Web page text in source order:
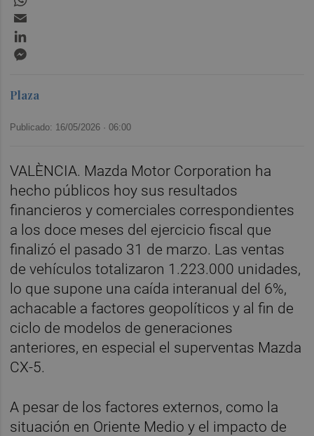
Plaza
Publicado: 16/05/2026 ·06:00
VALÈNCIA. Mazda Motor Corporation ha
hecho públicos hoy sus resultados
financieros y comerciales correspondientes
a los doce meses del ejercicio fiscal que
finalizó el pasado 31 de marzo. Las ventas
de vehículos totalizaron 1.223.000 unidades,
lo que supone una caída interanual del 6%,
achacable a factores geopolíticos y al fin de
ciclo de modelos de generaciones
anteriores, en especial el superventas Mazda
CX-5.
A pesar de los factores externos, como la
situación en Oriente Medio y el impacto de